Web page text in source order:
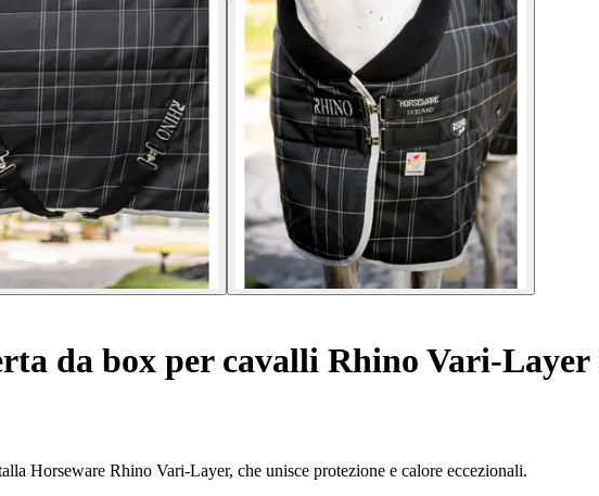
da box per cavalli Rhino Vari-Layer
Horseware Rhino Vari-Layer, che unisce protezione e calore eccezionali.